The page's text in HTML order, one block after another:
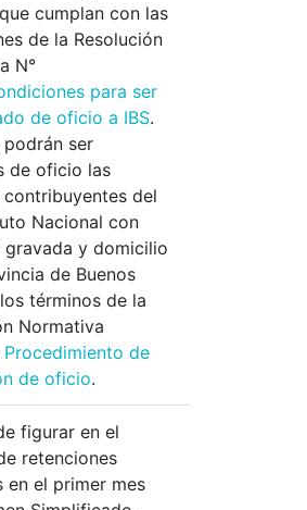
cumplan con las
de la Resolución
N°
para ser
de oficio a IBS.
podrán ser
de oficio las
contribuyentes del
Nacional con
y domicilio
de Buenos
términos de la
Normativa
Procedimiento de
de oficio.
figurar en el
retenciones
en el primer mes